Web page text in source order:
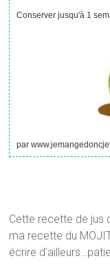
Conserver jusqu'à 1
par
Cette recette de jus
ma recette du
écrire